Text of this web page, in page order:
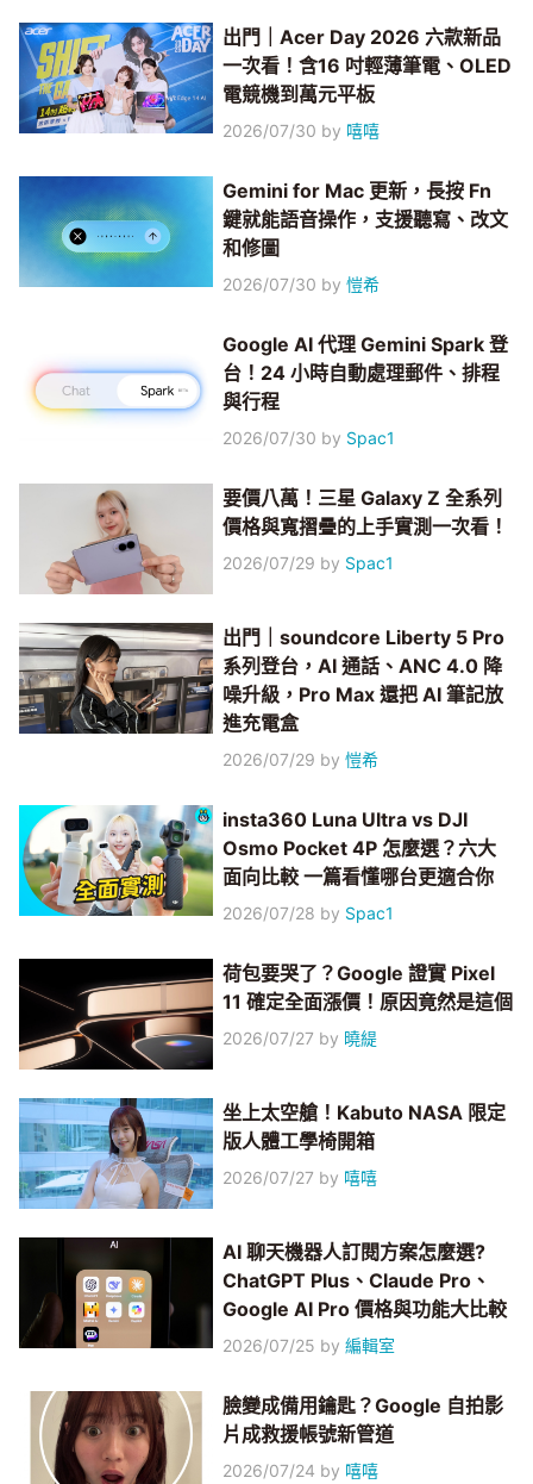
出門｜Acer Day 2026 六款新品
一次看！含16 吋輕薄筆電、OLED
電競機到萬元平板
2026/07/30 by 嘻嘻
Gemini for Mac 更新，長按 Fn
鍵就能語音操作，支援聽寫、改文
和修圖
2026/07/30 by愷希
Google AI 代理 Gemini Spark 登
台！24 小時自動處理郵件、排程
與行程
2026/07/30 by Spac1
要價八萬！三星 Galaxy Z 全系列
價格與寬摺疊的上手實測一次看！
2026/07/29 by Spac1
出門｜soundcore Liberty 5 Pro
系列登台，AI 通話、ANC 4.0 降
噪升級，Pro Max 還把 AI 筆記放
進充電盒
2026/07/29 by愷希
insta360 Luna Ultra vs DJI
Osmo Pocket 4P 怎麼選？六大
面向比較 一篇看懂哪台更適合你
2026/07/28 by Spac1
荷包要哭了？Google 證實 Pixel
11 確定全面漲價！原因竟然是這個
2026/07/27 by 曉緹
坐上太空艙！Kabuto NASA 限定
版人體工學椅開箱
2026/07/27 by 嘻嘻
AI 聊天機器人訂閱方案怎麼選?
ChatGPT Plus、Claude Pro、
Google AI Pro 價格與功能大比較
2026/07/25 by編輯室
臉變成備用鑰匙？Google 自拍影
片成救援帳號新管道
2026/07/24 by 嘻嘻